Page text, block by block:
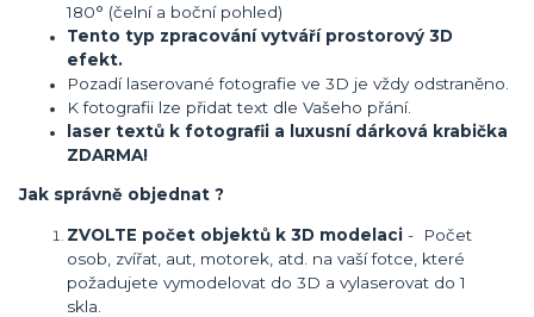
180° (čelní a boční pohled)
Tento typ zpracování vytváří prostorový 3D
efekt.
Pozadí laserované fotografie ve 3D je vždy odstraněno.
K fotografii lze přidat text dle Vašeho přání.
laser textů k fotografii a luxusní dárková krabička
ZDARMA!
Jak správně objednat ?
ZVOLTE počet objektů k 3D modelaci - Počet
osob, zvířat, aut, motorek, atd. na vaší fotce, které
požadujete vymodelovat do 3D a vylaserovat do 1
skla.